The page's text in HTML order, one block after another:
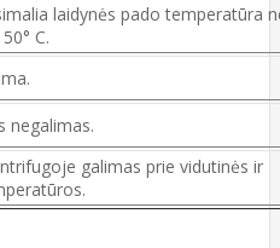
laidynės pado temperatūra
C.
negalimas.
galimas prie vidutinės ir